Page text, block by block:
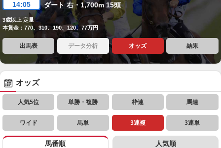
14:05 ダート 右・1,700m 15頭
3歳以上 定量
本賞金：770、310、190、120、77万円
出馬表 データ分析 オッズ 結果
オッズ
人気5位 単勝・複勝 枠連 馬連
ワイド 馬単 3連複 3連単
馬番順 人気順